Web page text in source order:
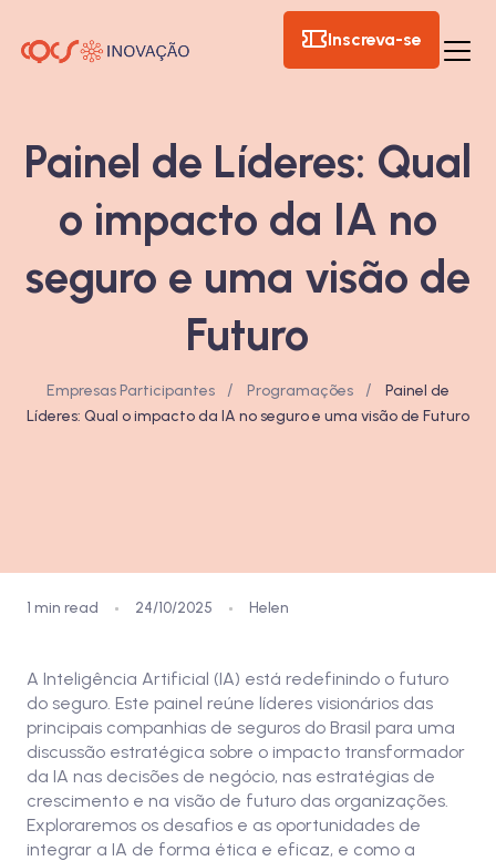
Inscreva-se
Painel de Líderes: Qual
o impacto da IA no
seguro e uma visão de
Futuro
Empresas Participantes / Programações /
Painel de
Líderes: Qual o impacto da IA no seguro e uma visão de Futuro
1 min read 24/10/2025 Helen
A Inteligência Artificial (IA) está redefinindo o futuro
do seguro. Este painel reúne líderes visionários das
principais companhias de seguros do Brasil para uma
discussão estratégica sobre o impacto transformador
da IA nas decisões de negócio, nas estratégias de
crescimento e na visão de futuro das organizações.
Exploraremos os desafios e as oportunidades de
integrar a IA de forma ética e eficaz, e como a